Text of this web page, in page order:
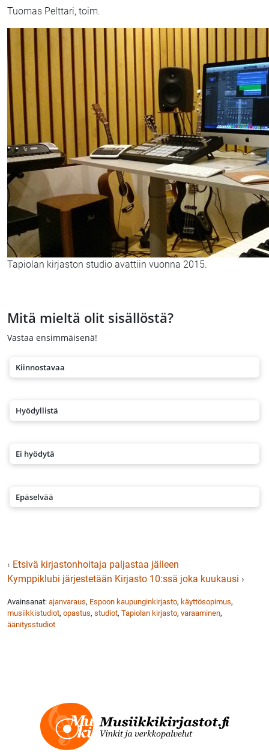
Tuomas Pelttari, toim.
Tapiolan kirjaston studio avattiin vuonna 2015.
Mitä mieltä olit sisällöstä?
Vastaa ensimmäisenä!
Kiinnostavaa
Hyödyllistä
Ei hyödytä
Epäselvää
‹ Etsivä kirjastonhoitaja paljastaa jälleen
Kymppiklubi järjestetään Kirjasto 10:ssä joka kuukausi ›
Avainsanat: ajanvaraus, Espoon kaupunginkirjasto, käyttösopimus,
musiikkistudiot, opastus, studiot, Tapiolan kirjasto, varaaminen,
äänitysstudiot